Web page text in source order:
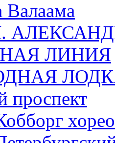
ЛИНИЯ
проспект